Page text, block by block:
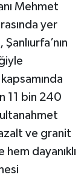
Mehmet
yer
11 bin 240
ve granit
dayanıklı